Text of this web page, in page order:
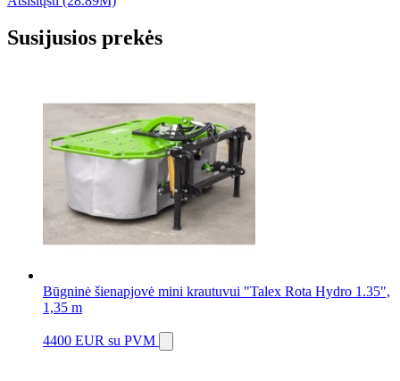
Susijusios prekės
Būgninė šienapjovė mini krautuvui "Talex Rota Hydro 1.35",
1,35 m
4400 EUR su PVM